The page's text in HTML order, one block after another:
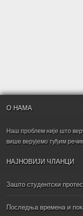
О НАМА
Наш проблем није што
више верујемо туђим
НАЈНОВИЈИ ЧЛАНЦИ
Зашто студентски
Последња времена и